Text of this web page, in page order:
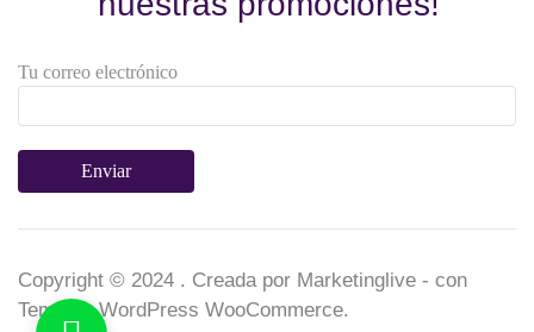
Tu correo electrónico
Copyright © 2024 . Creada por Marketinglive - con
Tema de WordPress WooCommerce.